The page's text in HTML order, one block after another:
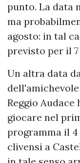
punto. La data
ma
agosto: in tal
previsto per il
Un altra data
Reggio
giocare nel
programma il
clivensi a